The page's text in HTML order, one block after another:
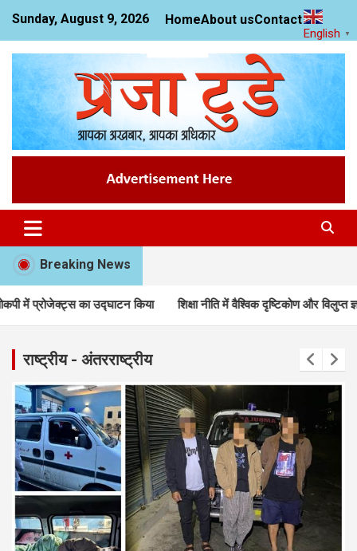
content
Sunday, August 9, 2026 HomeAbout usContact us
Praja Today
News Website
Breaking News
उद्घाटन किया शिक्षा नीति में वैश्विक दृष्टिकोण और विलुप्त ज्ञान के पुनरुद्धार
राष्ट्रीय - अंतरराष्ट्रीय
English ▼